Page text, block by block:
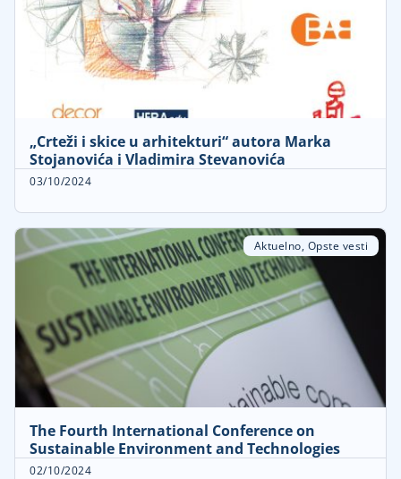
„Crteži i skice u arhitekturi“ autora Marka
Stojanovića i Vladimira Stevanovića
03/10/2024
Aktuelno, Opste vesti
The Fourth International Conference on
Sustainable Environment and Technologies
02/10/2024